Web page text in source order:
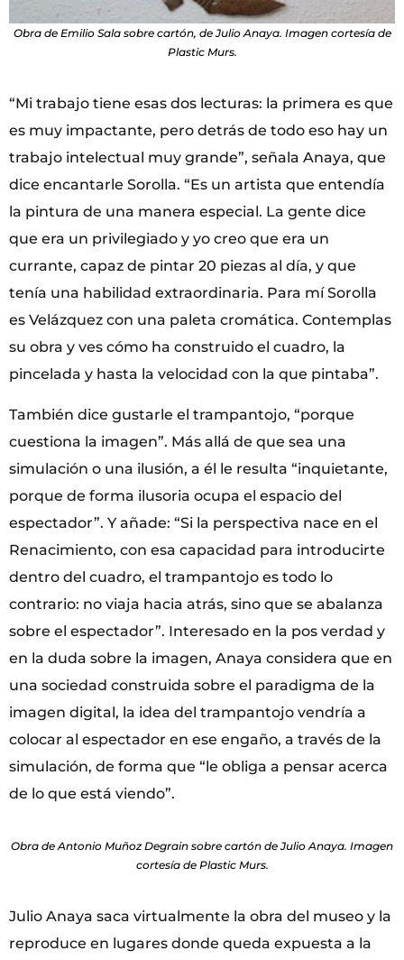
Obra de Emilio Sala sobre cartón, de Julio Anaya. Imagen cortesía de
Plastic Murs.
“Mi trabajo tiene esas dos lecturas: la primera es que
es muy impactante, pero detrás de todo eso hay un
trabajo intelectual muy grande”, señala Anaya, que
dice encantarle Sorolla. “Es un artista que entendía
la pintura de una manera especial. La gente dice
que era un privilegiado y yo creo que era un
currante, capaz de pintar 20 piezas al día, y que
tenía una habilidad extraordinaria. Para mí Sorolla
es Velázquez con una paleta cromática. Contemplas
su obra y ves cómo ha construido el cuadro, la
pincelada y hasta la velocidad con la que pintaba”.
También dice gustarle el trampantojo, “porque
cuestiona la imagen”. Más allá de que sea una
simulación o una ilusión, a él le resulta “inquietante,
porque de forma ilusoria ocupa el espacio del
espectador”. Y añade: “Si la perspectiva nace en el
Renacimiento, con esa capacidad para introducirte
dentro del cuadro, el trampantojo es todo lo
contrario: no viaja hacia atrás, sino que se abalanza
sobre el espectador”. Interesado en la pos verdad y
en la duda sobre la imagen, Anaya considera que en
una sociedad construida sobre el paradigma de la
imagen digital, la idea del trampantojo vendría a
colocar al espectador en ese engaño, a través de la
simulación, de forma que “le obliga a pensar acerca
de lo que está viendo”.
Obra de Antonio Muñoz Degrain sobre cartón de Julio Anaya. Imagen
cortesía de Plastic Murs.
Julio Anaya saca virtualmente la obra del museo y la
reproduce en lugares donde queda expuesta a la